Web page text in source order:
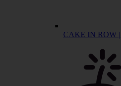
CAKE IN ROW |